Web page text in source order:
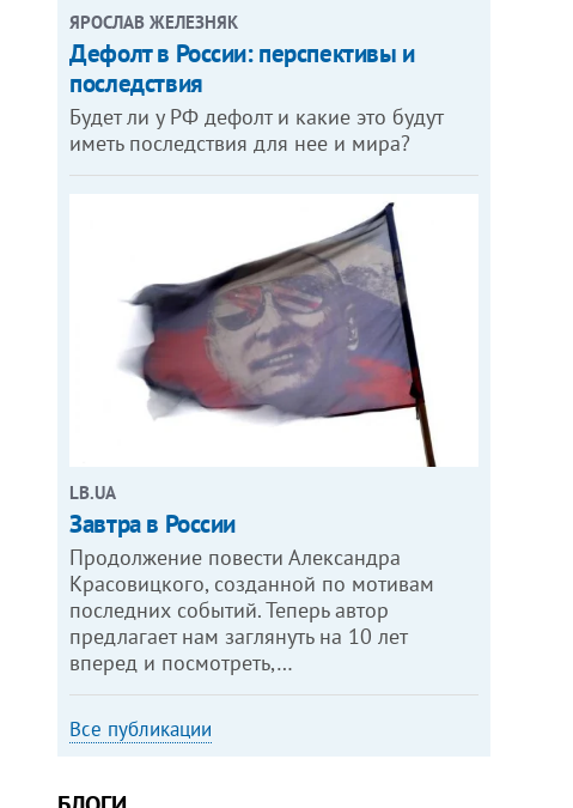
ЯРОСЛАВ ЖЕЛЕЗНЯК
Дефолт в России: перспективы и
последствия
Будет ли у РФ дефолт и какие это будут
иметь последствия для нее и мира?
LB.UA
Завтра в России
Продолжение повести Александра
Красовицкого, созданной по мотивам
последних событий. Теперь автор
предлагает нам заглянуть на 10 лет
вперед и посмотреть,…
Все публикации